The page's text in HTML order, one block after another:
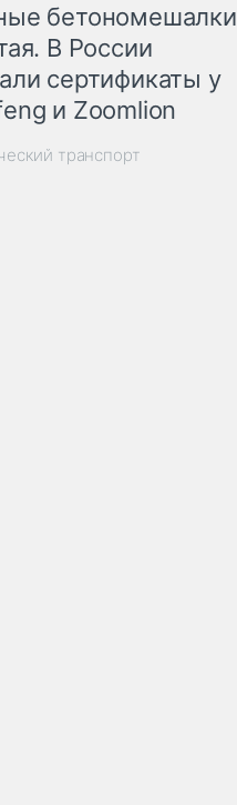
бетономешалки
В России
сертификаты у
и Zoomlion
транспорт